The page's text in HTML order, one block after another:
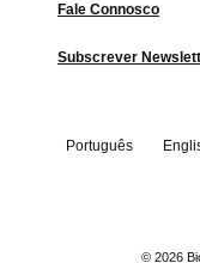
Fale Connosco
Subscrever
Português
© 2026